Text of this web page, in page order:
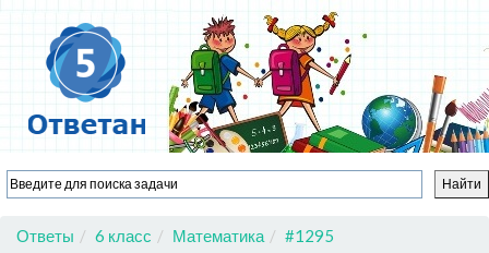
Ответы 6 класс Математика #1295